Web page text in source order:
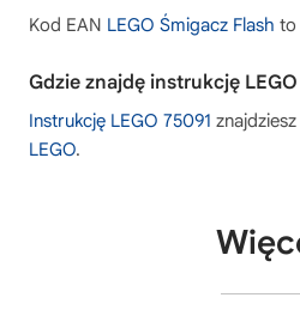
Kod EAN LEGO Śmigacz Flash to
Gdzie znajdę instrukcję LEGO
Instrukcję LEGO 75091
LEGO.